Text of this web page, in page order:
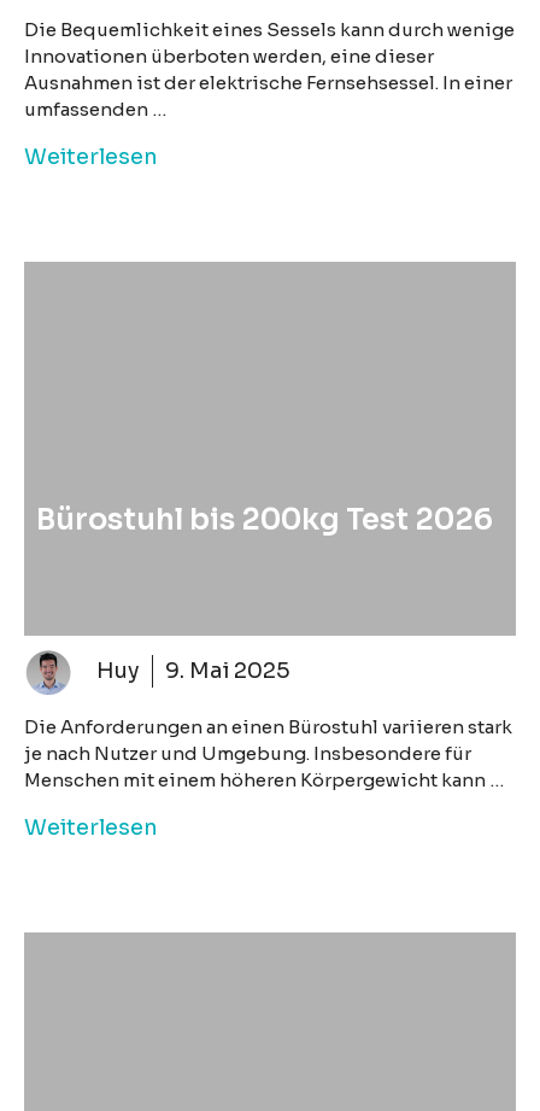
Die Bequemlichkeit eines Sessels kann durch wenige
Innovationen überboten werden, eine dieser
Ausnahmen ist der elektrische Fernsehsessel. In einer
umfassenden …
Weiterlesen
Bürostuhl bis 200kg Test 2026
Huy 9. Mai 2025
Die Anforderungen an einen Bürostuhl variieren stark
je nach Nutzer und Umgebung. Insbesondere für
Menschen mit einem höheren Körpergewicht kann …
Weiterlesen